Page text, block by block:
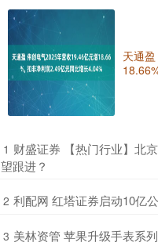
天通
1 财盛证券 【热门行业】北
望跟进？
2 利配网 红塔证券启动10亿
3 美林资管 苹果升级手表系